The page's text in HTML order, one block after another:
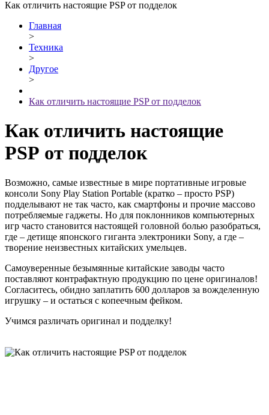
Как отличить настоящие PSP от подделок
Главная
>
Техника
>
Другое
>
Как отличить настоящие PSP от подделок
Как отличить настоящие
PSP от подделок
Возможно, самые известные в мире портативные игровые
консоли Sony Play Station Portable (кратко – просто PSP)
подделывают не так часто, как смартфоны и прочие массово
потребляемые гаджеты. Но для поклонников компьютерных
игр часто становится настоящей головной болью разобраться,
где – детище японского гиганта электроники Sony, а где –
творение неизвестных китайских умельцев.
Самоуверенные безымянные китайские заводы часто
поставляют контрафактную продукцию по цене оригиналов!
Согласитесь, обидно заплатить 600 долларов за вожделенную
игрушку – и остаться с копеечным фейком.
Учимся различать оригинал и подделку!